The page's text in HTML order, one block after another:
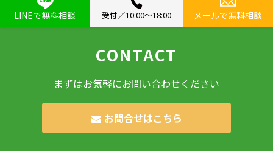
LINEで無料相談 受付／10:00〜18:00 メールで無料相談
CONTACT
まずはお気軽にお問い合わせください
お問合せはこちら